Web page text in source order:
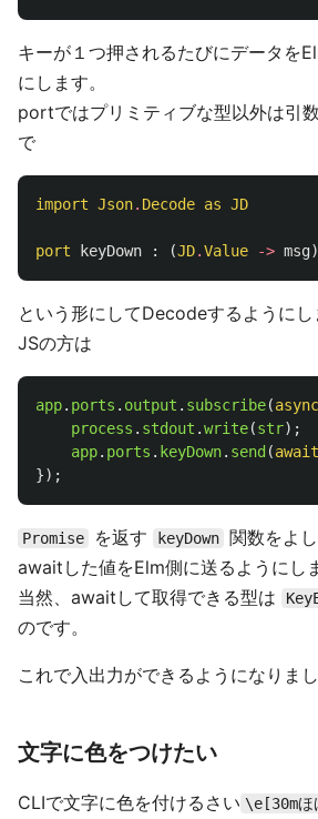
キーが１つ押されるたびにデータを
にします。
portではプリミティブな型以外は引
で
import Json. Decode as JD
port keyDown : (JD.Value -> msg)
という形にしてDecodeするようにし
JSの方は
app. ports . output . subscribe(async
process . stdout .write(str);
app. ports . keyDown. send (await
});
Promise を返す keyDown 関数をよ
awaitした値をElm側に送るようにし
当然、awaitして取得できる型は
のです。
これで入出力ができるようになりまし
文字に色をつけたい
CLIで文字に色を付けるさい \e[30m